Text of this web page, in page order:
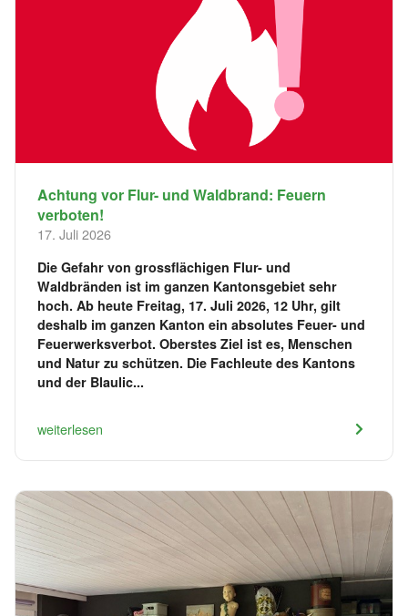
Achtung vor Flur- und Waldbrand: Feuern
verboten!
17. Juli 2026
Die Gefahr von grossflächigen Flur- und
Waldbränden ist im ganzen Kantonsgebiet sehr
hoch. Ab heute Freitag, 17. Juli 2026, 12 Uhr, gilt
deshalb im ganzen Kanton ein absolutes Feuer- und
Feuerwerksverbot. Oberstes Ziel ist es, Menschen
und Natur zu schützen. Die Fachleute des Kantons
und der Blaulic...
weiterlesen